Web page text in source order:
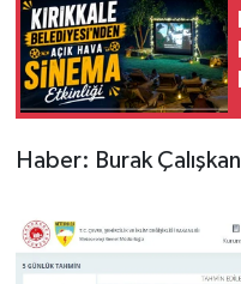
Haber: Burak Çalışkan